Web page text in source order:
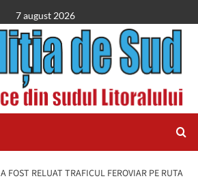
7 august 2026
A FOST RELUAT TRAFICUL FEROVIAR PE RUTA